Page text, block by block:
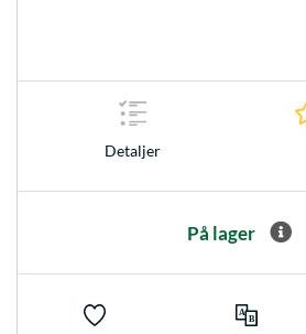
Detaljer
På lager